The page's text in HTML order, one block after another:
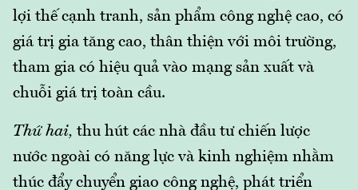
lợi thế cạnh tranh, sản phẩm công nghệ cao, có
giá trị gia tăng cao, thân thiện với môi trường,
tham gia có hiệu quả vào mạng sản xuất và
chuỗi giá trị toàn cầu.
Thứ hai, thu hút các nhà đầu tư chiến lược
nước ngoài có năng lực và kinh nghiệm nhằm
thúc đẩy chuyển giao công nghệ, phát triển